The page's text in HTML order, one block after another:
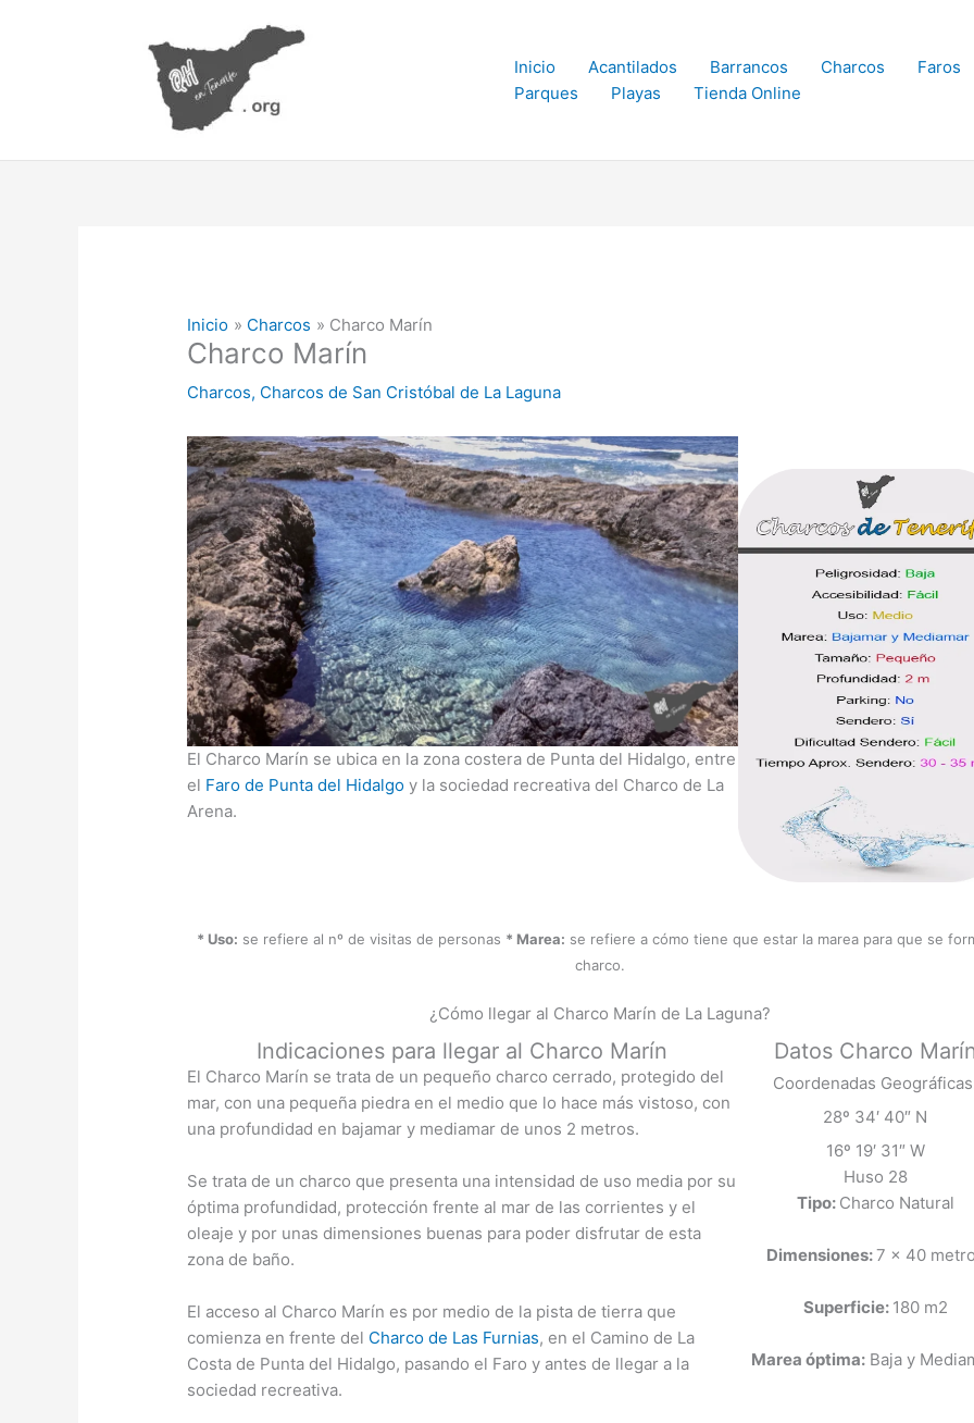
Inicio Acantilados Barrancos Charcos Faros
Parques
Playas Tienda Online
Inicio Charcos Charco Marín
Charco Marín
Charcos, Charcos de San Cristóbal de La Laguna
El Charco Marín se ubica en la zona costera de Punta del Hidalgo, entre
el Faro de Punta del Hidalgo y la sociedad recreativa del Charco de La
Arena.
* Uso: se refiere al nº de visitas de personas * Marea: se refiere a cómo tiene que estar la marea para que se
charco.
¿Cómo llegar al Charco Marín de La Laguna?
Indicaciones para llegar al Charco Marín
El Charco Marín se trata de un pequeño charco cerrado, protegido del
mar, con una pequeña piedra en el medio que lo hace más vistoso, con
una profundidad en bajamar y mediamar de unos 2 metros.
Se trata de un charco que presenta una intensidad de uso media por su
óptima profundidad, protección frente al mar de las corrientes y el
oleaje y por unas dimensiones buenas para poder disfrutar de esta
zona de baño.
El acceso al Charco Marín es por medio de la pista de tierra que
comienza en frente del Charco de Las Furnias, en el Camino de La
Costa de Punta del Hidalgo, pasando el Faro y antes de llegar a la
sociedad recreativa.
Datos Charco Marín
Coordenadas
28º 34′ 40″ N
16º 19′ 31″ W
Huso 28
Tipo: Charco Natural
Dimensiones:7 x 40
Superficie: 180 m2
Marea óptima: Baja y